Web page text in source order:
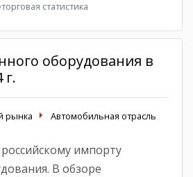
статистика
оборудования в
г.
рынка
Автомобильная отрасль
импорту
В обзоре